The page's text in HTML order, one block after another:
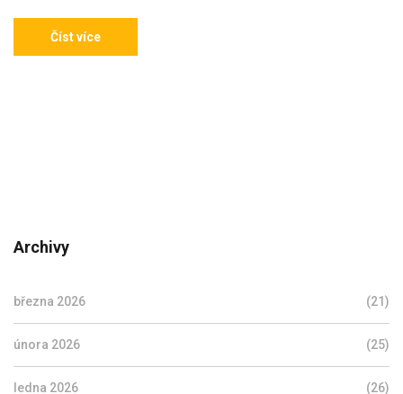
Číst více
Archivy
března 2026 (21)
února 2026 (25)
ledna 2026 (26)